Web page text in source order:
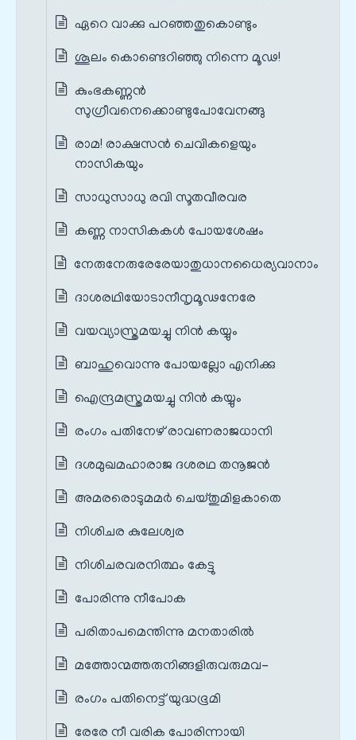
ഏറെ വാക്കു പറഞ്ഞതുകൊണ്ടും
ശൂലം കൊണ്ടെറിഞ്ഞു നിന്നെ മൂഢ!
കുംഭകണ്ണൻ
സുഗ്രീവനെക്കൊണ്ടുപോവേനങ്ങു
രാമ! രാക്ഷസൻ ചെവികളെയും
നാസികയും
സാധുസാധു രവി സൂതവീരവര
കണ്ണ നാസികകൾ പോയശേഷം
നേരുനേരുരേരേയാതുധാനധൈര്യവാനാം
ദാശരഥിയോടാനീനൃമൂഢനേരേ
വയവ്യാസ്ത്രമയച്ചു നിൻ കയ്യും
ബാഹുവൊന്നു പോയല്ലോ എനിക്കു
ഐന്ദ്രമസ്ത്രമയച്ചു നിൻ കയ്യും
രംഗം പതിനേഴ് രാവണരാജധാനി
ദശമുഖമഹാരാജ ദശരഥ തനൂജൻ
അമരരൊടുമമർ ചെയ്തുമിളകാതെ
നിശിചര കുലേശ്വര
നിശിചരവരനിത്ഥം കേട്ടു
പോരിന്നു നീപോക
പരിതാപമെന്തിന്നു മനതാരിൽ
മത്തോന്മത്തരുനിങ്ങളിരുവരുമവ-
രംഗം പതിനെട്ട് യുദ്ധഭൂമി
രേരേ നീ വരിക പോരിന്നായി